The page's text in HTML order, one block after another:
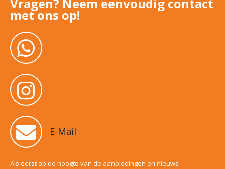
Vragen? Neem eenvoudig contact
met ons op!
E-Mail
Als eerst op de hoogte van de aanbiedingen en nieuws